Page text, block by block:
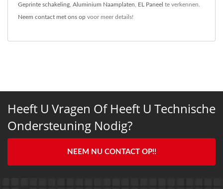
Geprinte schakeling Aluminium Naamplaten EL Paneel te verkennen.
Neem contact met ons op voor meer details!
Heeft U Vragen Of Heeft U Technische
Ondersteuning Nodig?
NEEM NU CONTACT OP!!